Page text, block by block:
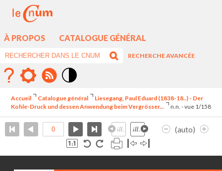
À PROPOS CATALOGUE GÉNÉRAL
RECHERCHE AVANCÉE
élévé
Accueil Catalogue général
Liesegang, Paul Eduard (1838-18..) - Der
Kohle-Druck und dessen Anwendung beim Vergrösser...
n.n. - vue 1/158
(auto)